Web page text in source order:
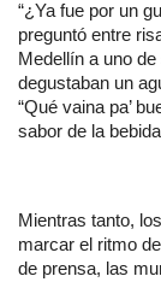
“¿Ya fue por un
preguntó entre
Medellín a uno
degustaban un
“Qué vaina pa’
sabor de la
Mientras tanto,
marcar el ritmo
de prensa, las